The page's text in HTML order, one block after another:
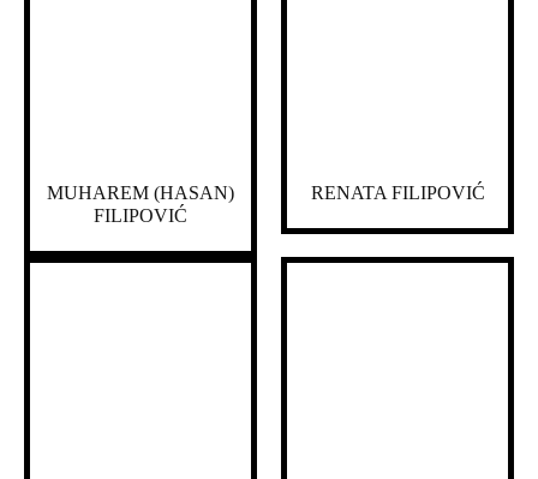
MUHAREM (HASAN)
FILIPOVIĆ
RENATA FILIPOVIĆ